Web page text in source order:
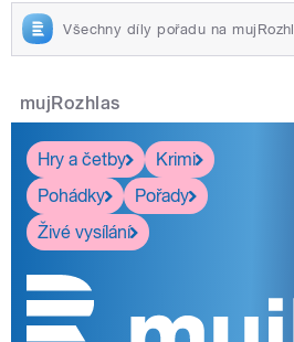
Všechny díly pořadu na
mujRozhlas
Hry a četby
Krimi
Pohádky
Pořady
Živé vysílání